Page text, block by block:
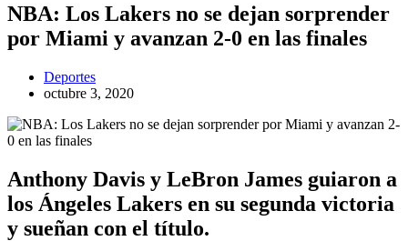
NBA: Los Lakers no se dejan sorprender
por Miami y avanzan 2-0 en las finales
Deportes
octubre 3, 2020
Anthony Davis y LeBron James guiaron a
los Ángeles Lakers en su segunda victoria
y sueñan con el título.